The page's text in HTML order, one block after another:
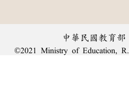
中華民國教育
©2021 Ministry of Education,